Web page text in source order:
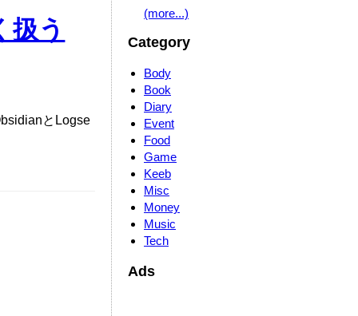
う
とLogse
(more...)
Category
Body
Book
Diary
Event
Food
Game
Keeb
Misc
Money
Music
Tech
Ads